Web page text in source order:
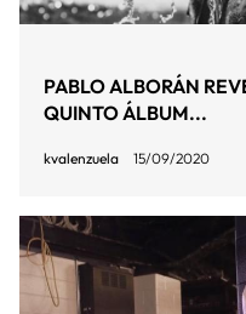
PABLO ALBORÁN
QUINTO ÁLBUM...
kvalenzuela 15/09/2020